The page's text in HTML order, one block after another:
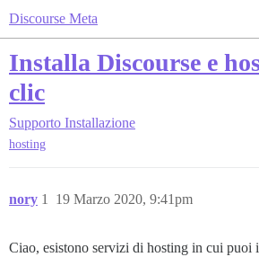
Discourse Meta
Installa Discourse e
clic
Supporto Installazione
hosting
nory 19 Marzo 2020, 9:41pm
1
Ciao, esistono servizi di hosting in cui puoi